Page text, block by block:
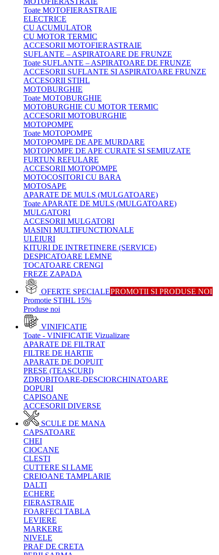
Toate MOTOFIERASTRAIE
ELECTRICE
CU ACUMULATOR
CU MOTOR TERMIC
ACCESORII MOTOFIERASTRAIE
SUFLANTE – ASPIRATOARE DE FRUNZE
Toate SUFLANTE – ASPIRATOARE DE FRUNZE
ACCESORII SUFLANTE SI ASPIRATOARE FRUNZE
ACCESORII STIHL
MOTOBURGHIE
Toate MOTOBURGHIE
MOTOBURGHIE CU MOTOR TERMIC
ACCESORII MOTOBURGHIE
MOTOPOMPE
Toate MOTOPOMPE
MOTOPOMPE DE APE MURDARE
MOTOPOMPE DE APE CURATE SI SEMIUZATE
FURTUN REFULARE
ACCESORII MOTOPOMPE
MOTOCOSITORI CU BARA
MOTOSAPE
APARATE DE MULS (MULGATOARE)
Toate APARATE DE MULS (MULGATOARE)
MULGATORI
ACCESORII MULGATORI
MASINI MULTIFUNCTIONALE
ULEIURI
KITURI DE INTRETINERE (SERVICE)
DESPICATOARE LEMNE
TOCATOARE CRENGI
FREZE ZAPADA
OFERTE SPECIALEPROMOTII SI PRODUSE NOI
Promotie STIHL 15%
Produse noi
VINIFICATIE
Toate - VINIFICATIE Vizualizare
APARATE DE FILTRAT
FILTRE DE HARTIE
APARATE DE DOPUIT
PRESE (TEASCURI)
ZDROBITOARE-DESCIORCHINATOARE
DOPURI
CAPISOANE
ACCESORII DIVERSE
SCULE DE MANA
CAPSATOARE
CHEI
CIOCANE
CLESTI
CUTTERE SI LAME
CREIOANE TAMPLARIE
DALTI
ECHERE
FIERASTRAIE
FOARFECI TABLA
LEVIERE
MARKERE
NIVELE
PRAF DE CRETA